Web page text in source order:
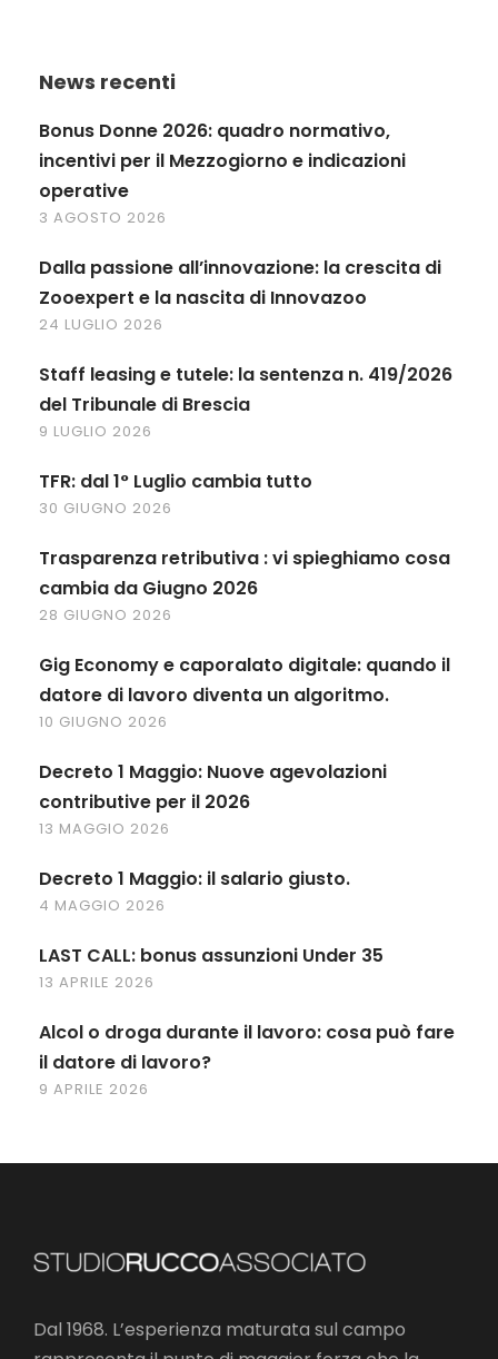
News recenti
Bonus Donne 2026: quadro normativo,
incentivi per il Mezzogiorno e indicazioni
operative
3 AGOSTO 2026
Dalla passione all’innovazione: la crescita di
Zooexpert e la nascita di Innovazoo
24 LUGLIO 2026
Staff leasing e tutele: la sentenza n. 419/2026
del Tribunale di Brescia
9 LUGLIO 2026
TFR: dal 1° Luglio cambia tutto
30 GIUGNO 2026
Trasparenza retributiva : vi spieghiamo cosa
cambia da Giugno 2026
28 GIUGNO 2026
Gig Economy e caporalato digitale: quando il
datore di lavoro diventa un algoritmo.
10 GIUGNO 2026
Decreto 1 Maggio: Nuove agevolazioni
contributive per il 2026
13 MAGGIO 2026
Decreto 1 Maggio: il salario giusto.
4 MAGGIO 2026
LAST CALL: bonus assunzioni Under 35
13 APRILE 2026
Alcol o droga durante il lavoro: cosa può fare
il datore di lavoro?
9 APRILE 2026
Dal 1968. L’esperienza maturata sul campo